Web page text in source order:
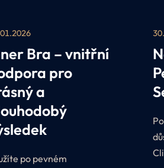
Bra – vnitřní
pro
a
po pevném